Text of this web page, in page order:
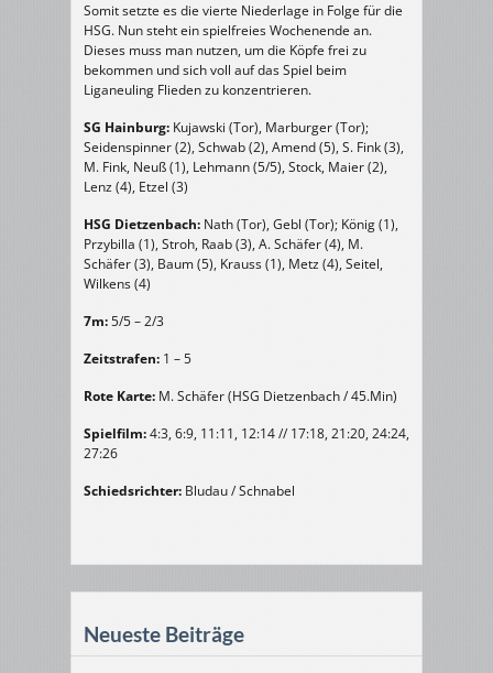
Somit setzte es die vierte Niederlage in Folge für die
HSG. Nun steht ein spielfreies Wochenende an.
Dieses muss man nutzen, um die Köpfe frei zu
bekommen und sich voll auf das Spiel beim
Liganeuling Flieden zu konzentrieren.
SG Hainburg: Kujawski (Tor), Marburger (Tor);
Seidenspinner (2), Schwab (2), Amend (5), S. Fink (3),
M. Fink, Neuß (1), Lehmann (5/5), Stock, Maier (2),
Lenz (4), Etzel (3)
HSG Dietzenbach: Nath (Tor), Gebl (Tor); König (1),
Przybilla (1), Stroh, Raab (3), A. Schäfer (4), M.
Schäfer (3), Baum (5), Krauss (1), Metz (4), Seitel,
Wilkens (4)
7m:5/5 – 2/3
Zeitstrafen: 1 – 5
Rote Karte: M. Schäfer (HSG Dietzenbach / 45.Min)
Spielfilm:4:3, 6:9, 11:11, 12:14 // 17:18, 21:20, 24:24,
27:26
Schiedsrichter: Bludau / Schnabel
Neueste Beiträge